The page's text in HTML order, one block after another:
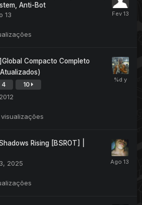
Anti-Bot
13
Compacto Completo
4 10
visualizações
Rising [BSROT] |
2025